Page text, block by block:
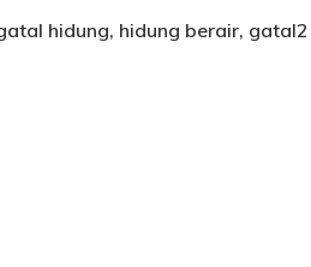
hidung, hidung berair,